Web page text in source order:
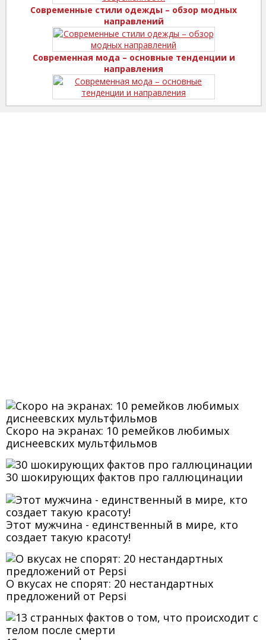
Современные стили одежды – обзор модных
направлений
Современная мода – основные тенденции и
направления
Cкоро на экранах: 10 ремейков любимых
диснеевских мультфильмов
30 шокирующих фактов про галлюцинации
Этот мужчина - единственный в мире, кто
создает такую красоту!
О вкусах не спорят: 20 нестандартных
предложений от Pepsi